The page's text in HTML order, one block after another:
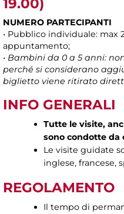
19.00)
NUMERO PARTECIPANTI
• Pubblico individuale: max
appuntamento;
• Bambini da 0 a 5 anni:
perché si considerano
biglietto viene ritirato
INFO GENERALI
Tutte le visite,
sono condotte
Le visite guidate
inglese, francese,
REGOLAMENTO
Il tempo di